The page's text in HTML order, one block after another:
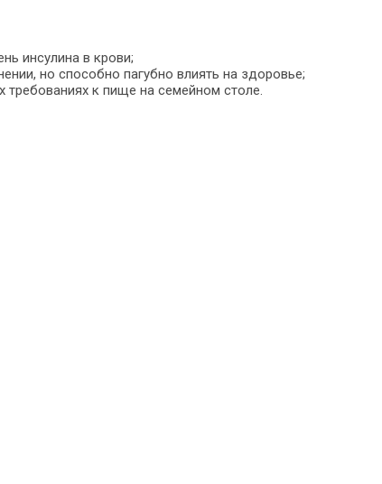
инсулина в крови;
но способно пагубно влиять на здоровье;
требованиях к пище на семейном столе.